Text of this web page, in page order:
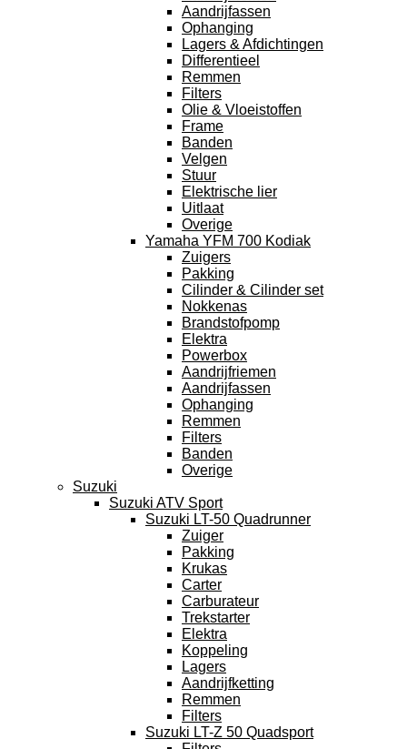
Aandrijfassen
Ophanging
Lagers & Afdichtingen
Differentieel
Remmen
Filters
Olie & Vloeistoffen
Frame
Banden
Velgen
Stuur
Elektrische lier
Uitlaat
Overige
Yamaha YFM 700 Kodiak
Zuigers
Pakking
Cilinder & Cilinder set
Nokkenas
Brandstofpomp
Elektra
Powerbox
Aandrijfriemen
Aandrijfassen
Ophanging
Remmen
Filters
Banden
Overige
Suzuki
Suzuki ATV Sport
Suzuki LT-50 Quadrunner
Zuiger
Pakking
Krukas
Carter
Carburateur
Trekstarter
Elektra
Koppeling
Lagers
Aandrijfketting
Remmen
Filters
Suzuki LT-Z 50 Quadsport